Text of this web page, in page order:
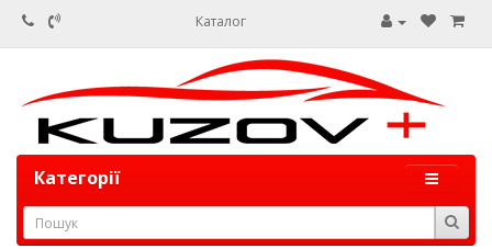
Каталог
Категорії